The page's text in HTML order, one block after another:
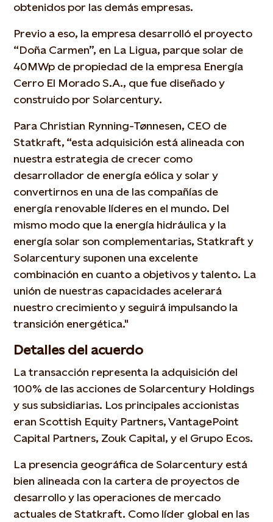
obtenidos por las demás empresas.
Previo a eso, la empresa desarrolló el proyecto
“Doña Carmen”, en La Ligua, parque solar de
40MWp de propiedad de la empresa Energía
Cerro El Morado S.A., que fue diseñado y
construido por Solarcentury.
Para Christian Rynning-Tønnesen, CEO de
Statkraft, “esta adquisición está alineada con
nuestra estrategia de crecer como
desarrollador de energía eólica y solar y
convertirnos en una de las compañías de
energía renovable líderes en el mundo. Del
mismo modo que la energía hidráulica y la
energía solar son complementarias, Statkraft y
Solarcentury suponen una excelente
combinación en cuanto a objetivos y talento. La
unión de nuestras capacidades acelerará
nuestro crecimiento y seguirá impulsando la
transición energética."
Detalles del acuerdo
La transacción representa la adquisición del
100% de las acciones de Solarcentury Holdings
y sus subsidiarias. Los principales accionistas
eran Scottish Equity Partners, VantagePoint
Capital Partners, Zouk Capital, y el Grupo Ecos.
La presencia geográfica de Solarcentury está
bien alineada con la cartera de proyectos de
desarrollo y las operaciones de mercado
actuales de Statkraft. Como líder global en las